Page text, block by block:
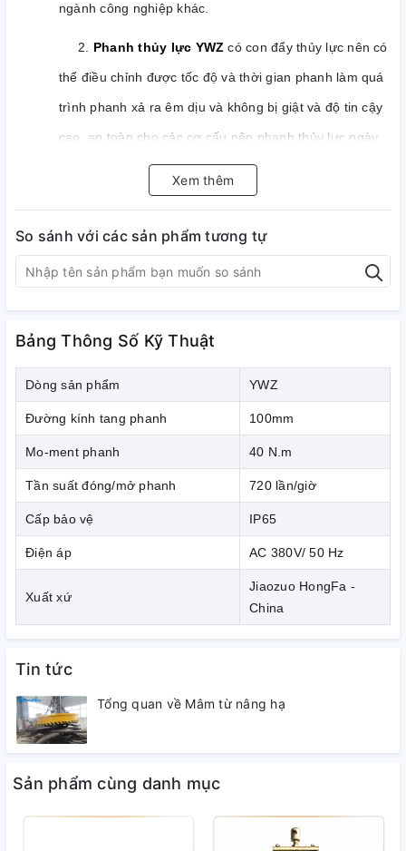
ngành công nghiệp khác.
2. Phanh thủy lực YWZ có con đẩy thủy lực nên có
thể điều chỉnh được tốc độ và thời gian phanh làm quá
trình phanh xả ra êm dịu và không bị giật và độ tin cậy
cao, an toàn cho các cơ cấu nên phanh thủy lực ngày
càng được áp dụng rộng rãi thay thế dần các loại
phanh kiểu đối trọng và phanh điện từ cũ.
3.Phanh thủy lực YWZlà kiểu phanh thủy lực tang
trống.
5. Đường kính tang phanh từ: 100 – 800 mm.
6. Mo-men phanh trong khoảng từ: 40 – 12500 N.m.
Hãng sản xuất phanh thủy lực Hongfa
1.Jiaozuo Hongfa Brake là một nhà sản xuất phanh
chuyên nghiệp, thành lập từ năm 1998. Với triết lý
"Chất lượng là cuộc sống của công ty", qua đo khẳng
định phục vụ xã hội bằng những sản phẩm chất lượng
cao & giá cả hợp lý.
2. do Jiaozuo Hongfa Brake
Xem thêm
So sánh với các sản phẩm tương tự
Bảng Thông Số Kỹ Thuật
Dòng sản phẩm YWZ
Đường kính tang phanh 100mm
Mo-ment phanh 40 N.m
Tần suất đóng/mở phanh 720 lần/giờ
Cấp bảo vệ IP65
Điện áp AC 380V/ 50 Hz
Xuất xứ
Jiaozuo HongFa -
China
Tin tức
Tổng quan về Mâm từ nâng hạ
Sản phẩm cùng danh mục